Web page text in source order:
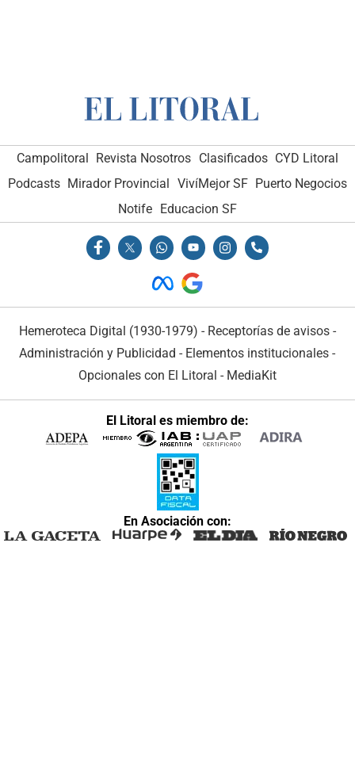
Campolitoral Revista Nosotros Clasificados CYD Litoral
Podcasts Mirador Provincial VivíMejor SF Puerto Negocios
Notife Educacion SF
Hemeroteca Digital (1930-1979) - Receptorías de avisos -
Administración y Publicidad - Elementos institucionales -
Opcionales con El Litoral - MediaKit
El Litoral es miembro de:
En Asociación con: